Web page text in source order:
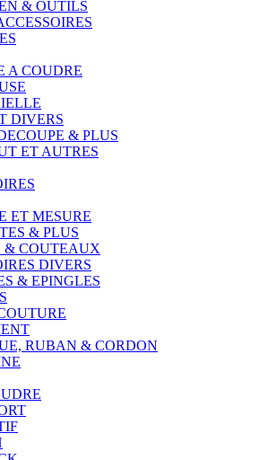
& OUTILS
A COUDRE
DIVERS
& PLUS
ET AUTRES
ET MESURE
& PLUS
& COUTEAUX
DIVERS
& EPINGLES
RUBAN & CORDON